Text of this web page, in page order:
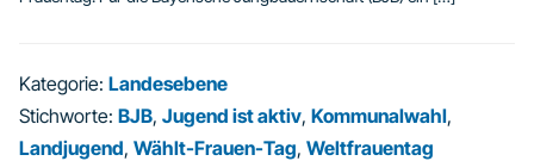
Kategorie: Landesebene
Stichworte: BJB, Jugend ist aktiv, Kommunalwahl,
Landjugend, Wählt-Frauen-Tag, Weltfrauentag